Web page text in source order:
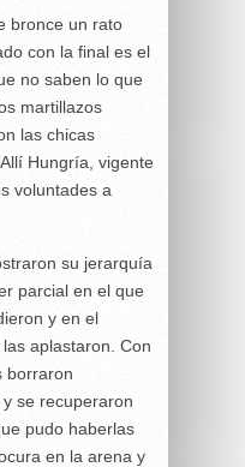
bronce un rato
con la final es el
no saben lo que
martillazos
las chicas
Hungría, vigente
voluntades a
su jerarquía
parcial en el que
y en el
aplastaron. Con
borraron
se recuperaron
pudo haberlas
en la arena y